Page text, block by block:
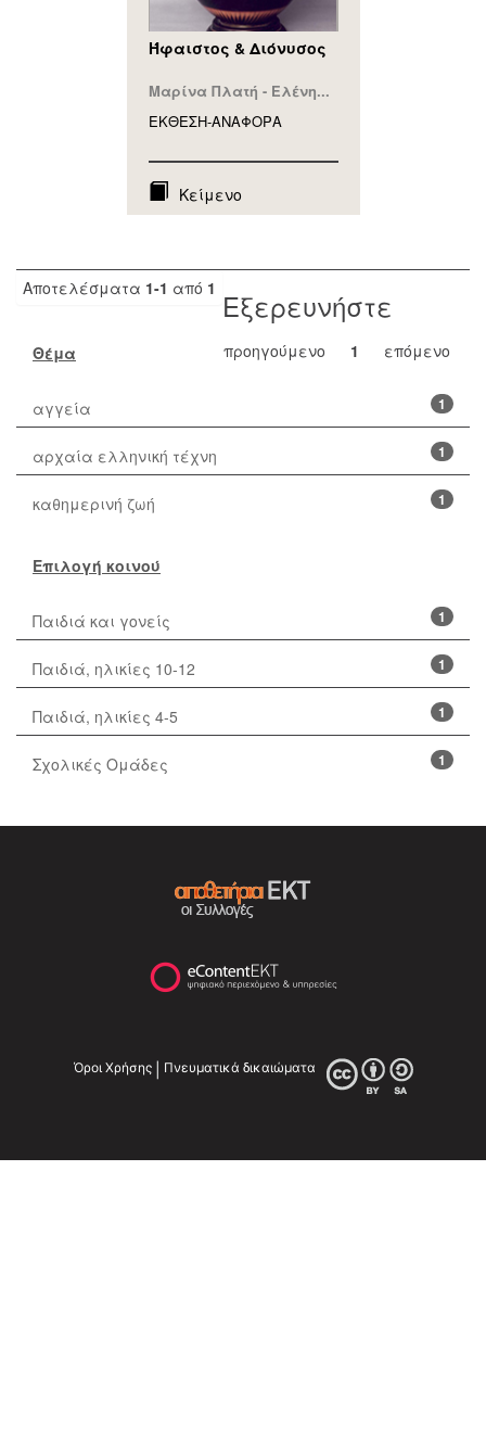
Ήφαιστος & Διόνυσος
Μαρίνα Πλατή - Ελένη...
ΕΚΘΕΣΗ-ΑΝΑΦΟΡA
Κείμενο
Αποτελέσματα 1-1 από 1
προηγούμενο 1 επόμενο
Εξερευνήστε
Θέμα
1
αγγεία
1
αρχαία ελληνική τέχνη
1
καθημερινή ζωή
Επιλογή κοινού
1
Παιδιά και γονείς
1
Παιδιά, ηλικίες 10-12
1
Παιδιά, ηλικίες 4-5
1
Σχολικές Ομάδες